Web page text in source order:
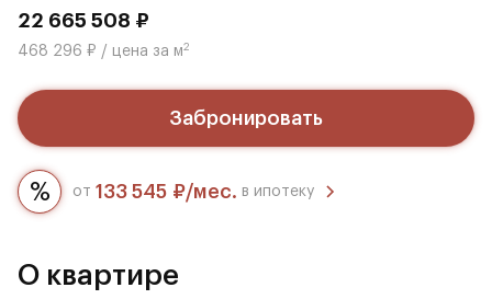
22 665 508 ₽
468 296 ₽ / цена за м2
Забронировать
от 133 545 ₽/мес. в ипотеку
О квартире